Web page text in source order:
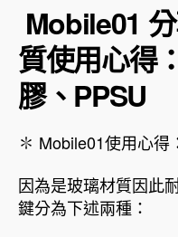
Mobile01
質使用心得
膠、PPSU
✽ Mobile01使用心得
因為是玻璃材質因此
鍵分為下述兩種：